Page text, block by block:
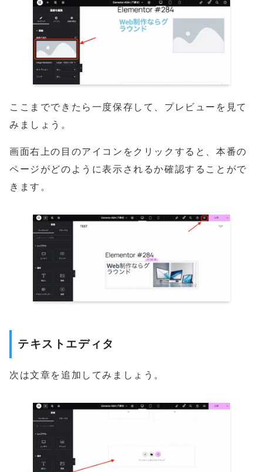
ここまでできたら一度保存して、プレビューを見て
みましょう。
画面右上の目のアイコンをクリックすると、本番の
ページがどのように表示されるか確認することがで
きます。
テキス ト エディ タ
次は文章を追加してみましょう。